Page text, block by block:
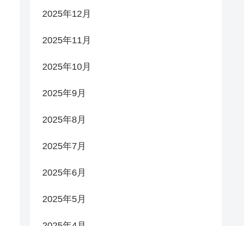
2025年12月
2025年11月
2025年10月
2025年9月
2025年8月
2025年7月
2025年6月
2025年5月